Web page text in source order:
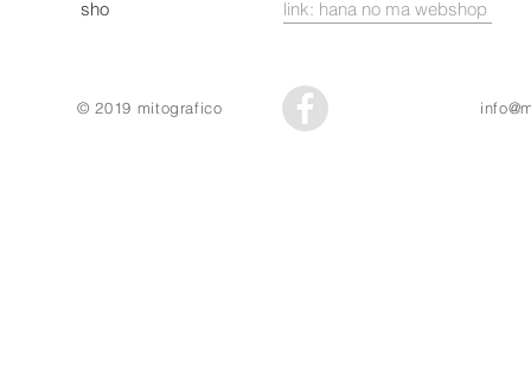
sho
link: hana no ma webshop
© 2019 mitografico